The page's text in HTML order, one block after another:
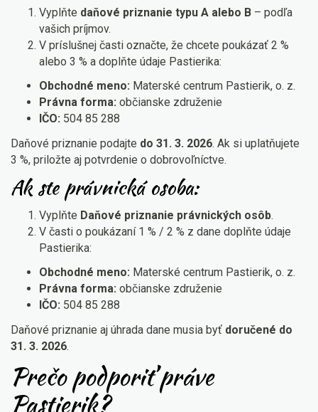
Vyplňte daňové priznanie typu A alebo B – podľa
vašich príjmov.
V príslušnej časti označte, že chcete poukázať 2 %
alebo 3 % a doplňte údaje Pastierika:
Obchodné meno: Materské centrum Pastierik, o. z.
Právna forma: občianske združenie
IČO: 504 85 288
Daňové priznanie podajte do 31. 3. 2026. Ak si uplatňujete
3 %, priložte aj potvrdenie o dobrovoľníctve.
Ak ste právnická osoba:
Vyplňte Daňové priznanie právnických osôb.
V časti o poukázaní 1 % / 2 % z dane doplňte údaje
Pastierika:
Obchodné meno: Materské centrum Pastierik, o. z.
Právna forma: občianske združenie
IČO: 504 85 288
Daňové priznanie aj úhrada dane musia byť doručené do
31. 3. 2026.
Prečo podporiť práve
Pastierik?